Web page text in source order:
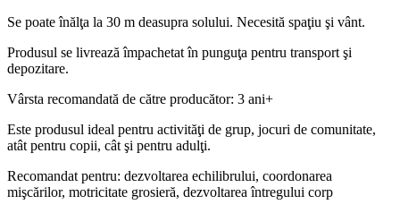
Se poate înălţa la 30 m deasupra solului. Necesită spaţiu şi vânt.
Produsul se livrează împachetat în punguţa pentru transport şi
depozitare.
Vârsta recomandată de către producător: 3 ani+
Este produsul ideal pentru activităţi de grup, jocuri de comunitate,
atât pentru copii, cât şi pentru adulţi.
Recomandat pentru: dezvoltarea echilibrului, coordonarea
mişcărilor, motricitate grosieră, dezvoltarea întregului corp